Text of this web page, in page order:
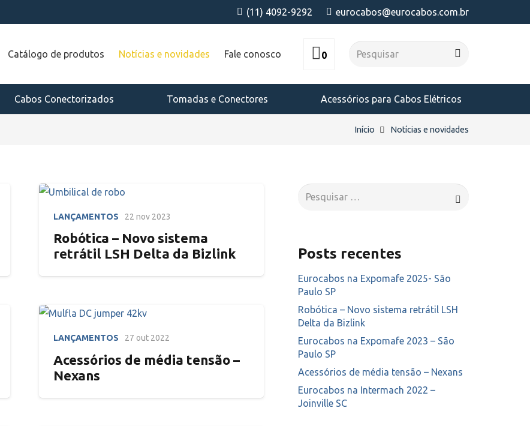
(11) 4092-9292 eurocabos@eurocabos.com.br
Catálogo de produtos Notícias e novidades Fale conosco 0
Cabos Conectorizados Tomadas e Conectores Acessórios para Cabos Elétricos
Início Notícias e novidades
LANÇAMENTOS 22 nov 2023
Robótica – Novo sistema
retrátil LSH Delta da Bizlink
LANÇAMENTOS 27 out 2022
Acessórios de média tensão –
Nexans
Pesquisar
Posts recentes
Eurocabos na Expomafe 2025- São
Paulo SP
Robótica – Novo sistema retrátil LSH
Delta da Bizlink
Eurocabos na Expomafe 2023 – São
Paulo SP
Acessórios de média tensão – Nexans
Eurocabos na Intermach 2022 –
Joinville SC